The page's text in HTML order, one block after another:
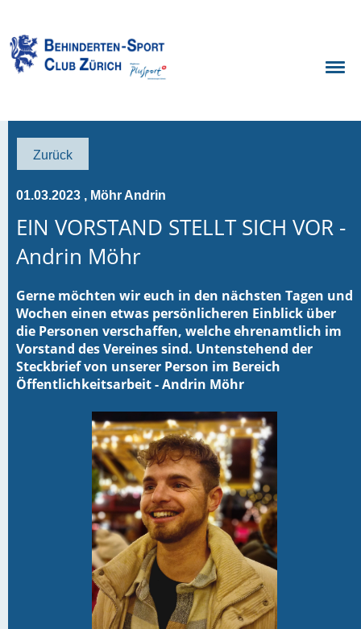
Zurück
01.03.2023 , Möhr Andrin
EIN VORSTAND STELLT SICH VOR -
Andrin Möhr
Gerne möchten wir euch in den nächsten Tagen und
Wochen einen etwas persönlicheren Einblick über
die Personen verschaffen, welche ehrenamtlich im
Vorstand des Vereines sind. Untenstehend der
Steckbrief von unserer Person im Bereich
Öffentlichkeitsarbeit - Andrin Möhr